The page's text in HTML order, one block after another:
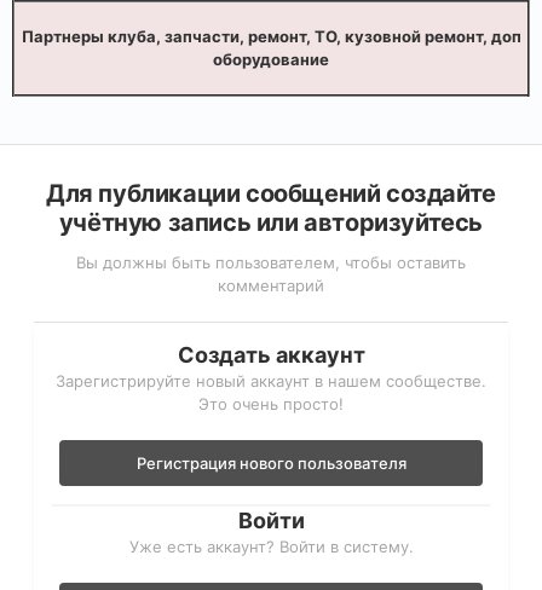
Партнеры клуба, запчасти, ремонт, ТО, кузовной ремонт, доп
оборудование
Для публикации сообщений создайте
учётную запись или авторизуйтесь
Вы должны быть пользователем, чтобы оставить
комментарий
Создать аккаунт
Зарегистрируйте новый аккаунт в нашем сообществе.
Это очень просто!
Регистрация нового пользователя
Войти
Уже есть аккаунт? Войти в систему.